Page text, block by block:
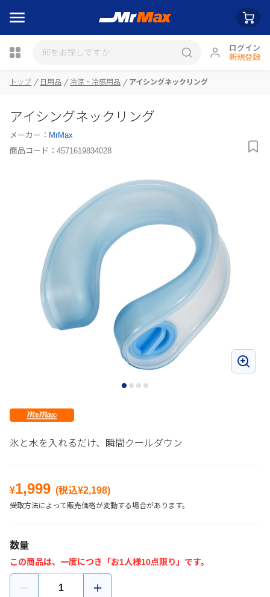
ログイン
新規登録
トップ 日用品 冷涼・冷感用品 アイシングネックリング
アイシングネックリング
メーカー： MrMax
商品コード： 4571619834028
氷と水を入れるだけ、瞬間クールダウン
¥1,999 (税込¥2,198)
受取方法によって販売価格が変動する場合があります。
数量
この商品は、一度につき「お1人様10点限り」です。